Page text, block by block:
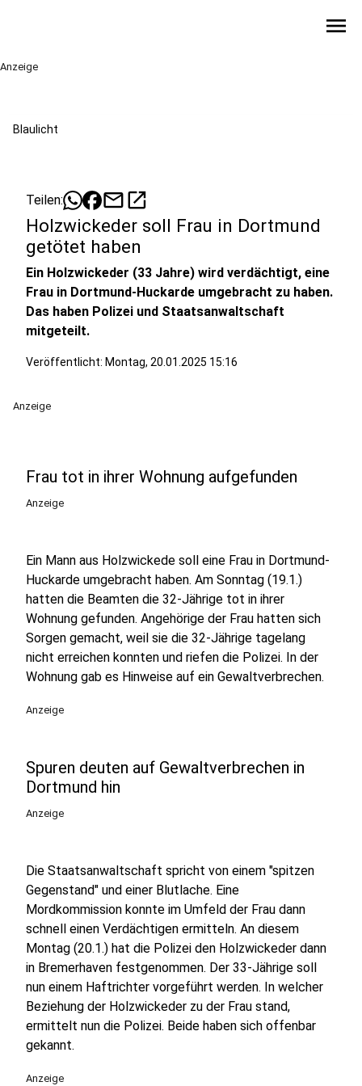
menu
Anzeige
Blaulicht
Teilen: mailopen_in_new
Holzwickeder soll Frau in Dortmund
getötet haben
Ein Holzwickeder (33 Jahre) wird verdächtigt, eine
Frau in Dortmund-Huckarde umgebracht zu haben.
Das haben Polizei und Staatsanwaltschaft
mitgeteilt.
Veröffentlicht: Montag, 20.01.2025 15:16
Anzeige
Frau tot in ihrer Wohnung aufgefunden
Anzeige
Ein Mann aus Holzwickede soll eine Frau in Dortmund-
Huckarde umgebracht haben. Am Sonntag (19.1.)
hatten die Beamten die 32-Jährige tot in ihrer
Wohnung gefunden. Angehörige der Frau hatten sich
Sorgen gemacht, weil sie die 32-Jährige tagelang
nicht erreichen konnten und riefen die Polizei. In der
Wohnung gab es Hinweise auf ein Gewaltverbrechen.
Anzeige
Spuren deuten auf Gewaltverbrechen in
Dortmund hin
Anzeige
Die Staatsanwaltschaft spricht von einem "spitzen
Gegenstand" und einer Blutlache. Eine
Mordkommission konnte im Umfeld der Frau dann
schnell einen Verdächtigen ermitteln. An diesem
Montag (20.1.) hat die Polizei den Holzwickeder dann
in Bremerhaven festgenommen. Der 33-Jährige soll
nun einem Haftrichter vorgeführt werden. In welcher
Beziehung der Holzwickeder zu der Frau stand,
ermittelt nun die Polizei. Beide haben sich offenbar
gekannt.
Anzeige